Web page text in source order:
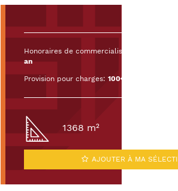
Honoraires de commercialisation :
an
Provision pour charges:100€ HT/mois
1368 m²
AJOUTER À MA